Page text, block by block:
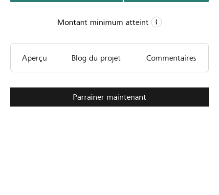
Montant minimum atteint
CHF 4’000
Montant minimum
CHF 7’000
Aperçu Blog du projet Commentaires
Parrainer maintenant